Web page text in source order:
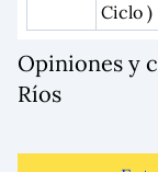
Ciclo )
Opiniones y
Ríos